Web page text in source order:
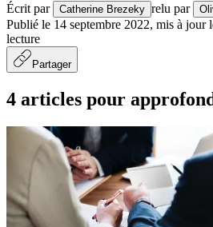
Écrit par Catherine Brezeky relu par
Publié le 14 septembre 2022, mis à jour
lecture
Partager
4 articles pour